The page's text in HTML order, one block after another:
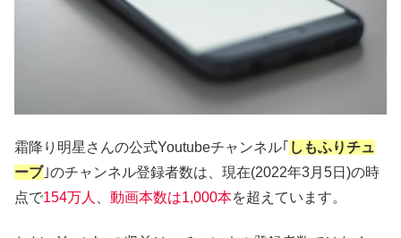
霜降り明星さんの公式Youtubeチャンネル｢ しもふりチュ
ーブ｣のチャンネル登録者数は、現在(2022年3月5日)の時
点で154万人 動画本数は1,000本を超えています。